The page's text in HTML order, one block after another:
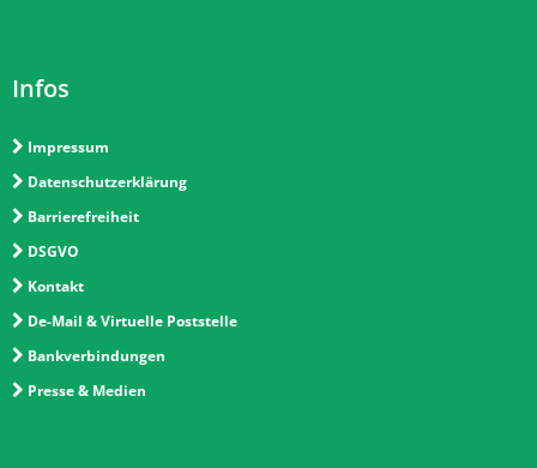
Infos
Impressum
Datenschutzerklärung
Barrierefreiheit
DSGVO
Kontakt
De-Mail & Virtuelle Poststelle
Bankverbindungen
Presse & Medien